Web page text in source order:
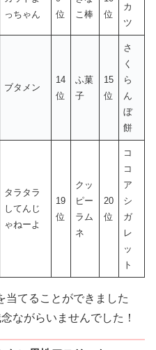
っちゃん
位
こ棒
位
カ
ツ
ブタメン
14
位
ふ菓
子
15
位
さ
く
ら
ん
ぼ
餅
タラタラ
してんじ
ゃねーよ
19
位
クッ
ピー
ラム
ネ
20
位
コ
コ
ア
シ
ガ
レ
ッ
ト
当てることができました
ながらいませんでした！